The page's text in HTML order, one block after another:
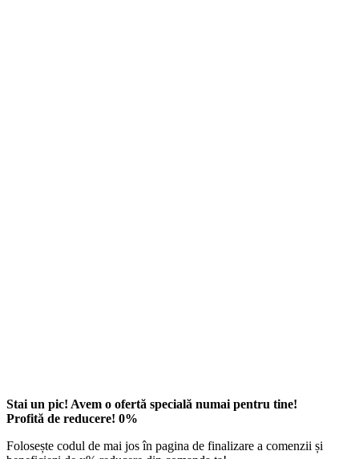
Stai un pic! Avem o ofertă specială numai pentru tine!
Profită de reducere! 0%
Folosește codul de mai jos în pagina de finalizare a comenzii și